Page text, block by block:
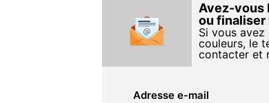
Avez-vous
ou finaliser
Si vous
couleurs, le
contacter et
Adresse e-mail